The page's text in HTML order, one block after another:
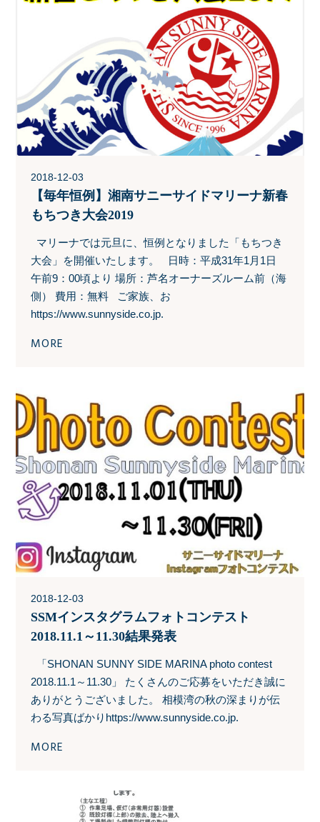
2018-12-03
【毎年恒例】湘南サニーサイドマリーナ新春
もちつき大会2019
マリーナでは元旦に、恒例となりました「もちつき
大会」を開催いたします。 日時：平成31年1月1日
午前9：00頃より 場所：芦名オーナーズルーム前（海
側） 費用：無料 ご家族、お
https://www.sunnyside.co.jp.
MORE
2018-12-03
SSMインスタグラムフォトコンテスト
2018.11.1～11.30結果発表
「SHONAN SUNNY SIDE MARINA photo contest
2018.11.1～11.30」 たくさんのご応募をいただき誠に
ありがとうございました。 相模湾の秋の深まりが伝
わる写真ばかりhttps://www.sunnyside.co.jp.
MORE